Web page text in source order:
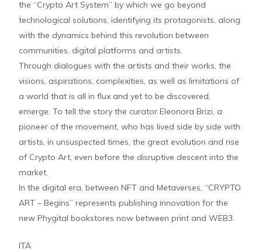
the “Crypto Art System” by which we go beyond
technological solutions, identifying its protagonists, along
with the dynamics behind this revolution between
communities, digital platforms and artists.
Through dialogues with the artists and their works, the
visions, aspirations, complexities, as well as limitations of
a world that is all in flux and yet to be discovered,
emerge. To tell the story the curator Eleonora Brizi, a
pioneer of the movement, who has lived side by side with
artists, in unsuspected times, the great evolution and rise
of Crypto Art, even before the disruptive descent into the
market.
In the digital era, between NFT and Metaverses, “CRYPTO
ART – Begins” represents publishing innovation for the
new Phygital bookstores now between print and WEB3.
ITA